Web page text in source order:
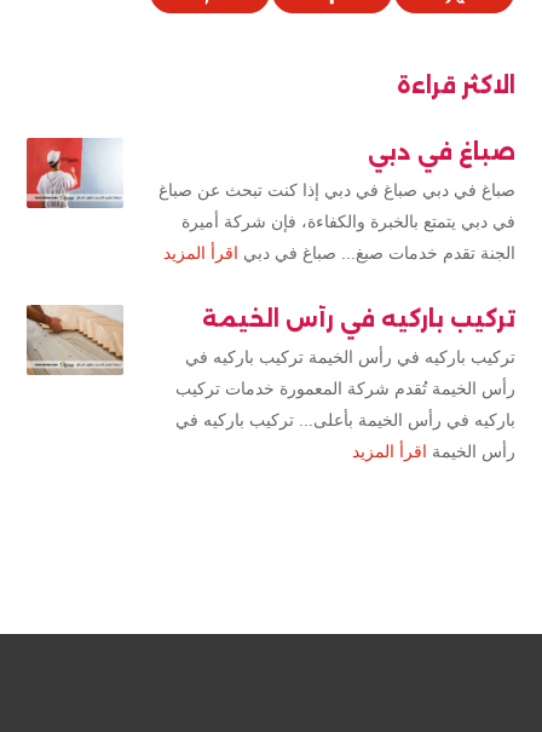
الاكثر قراءة
صباغ في دبي
صباغ في دبي صباغ في دبي إذا كنت تبحث عن صباغ
في دبي يتمتع بالخبرة والكفاءة، فإن شركة أميرة
الجنة تقدم خدمات صبغ... صباغ في دبي اقرأ المزيد
تركيب باركيه في رأس الخيمة
تركيب باركيه في رأس الخيمة تركيب باركيه في
رأس الخيمة تُقدم شركة المعمورة خدمات تركيب
باركيه في رأس الخيمة بأعلى... تركيب باركيه في
رأس الخيمة اقرأ المزيد